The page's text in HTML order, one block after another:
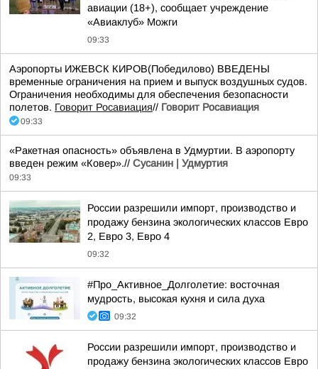
авиации (18+), сообщает учреждение
«Авиаклуб» Можги
09:33
Аэропорты ИЖЕВСК КИРОВ(Победилово) ВВЕДЕНЫ
временные ограничения на прием и выпуск воздушных судов.
Ограничения необходимы для обеспечения безопасности
полетов. Говорит Росавиация// Говорит Росавиация
09:33
«Ракетная опасность» объявлена в Удмуртии. В аэропорту
введен режим «Ковер».// Сусанин | Удмуртия
09:33
России разрешили импорт, производство и
продажу бензина экологических классов Евро
2, Евро 3, Евро 4
09:32
#Про_Активное_Долголетие: восточная
мудрость, высокая кухня и сила духа
09:32
России разрешили импорт, производство и
продажу бензина экологических классов Евро